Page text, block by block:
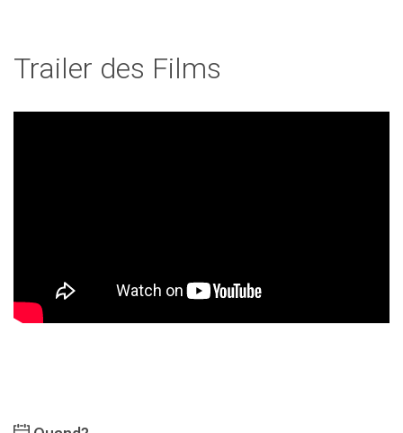
Trailer des Films